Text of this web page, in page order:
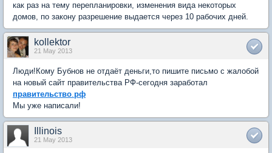
как раз на тему перепланировки, изменения вида некоторых
домов, по закону разрешение выдается через 10 рабочих дней.
kollektor
21 May 2013
Люди!Кому Бубнов не отдаёт деньги,то пишите письмо с жалобой
на новый сайт правительства РФ-сегодня заработал
правительство.рф
Мы уже написали!
Illinois
21 May 2013